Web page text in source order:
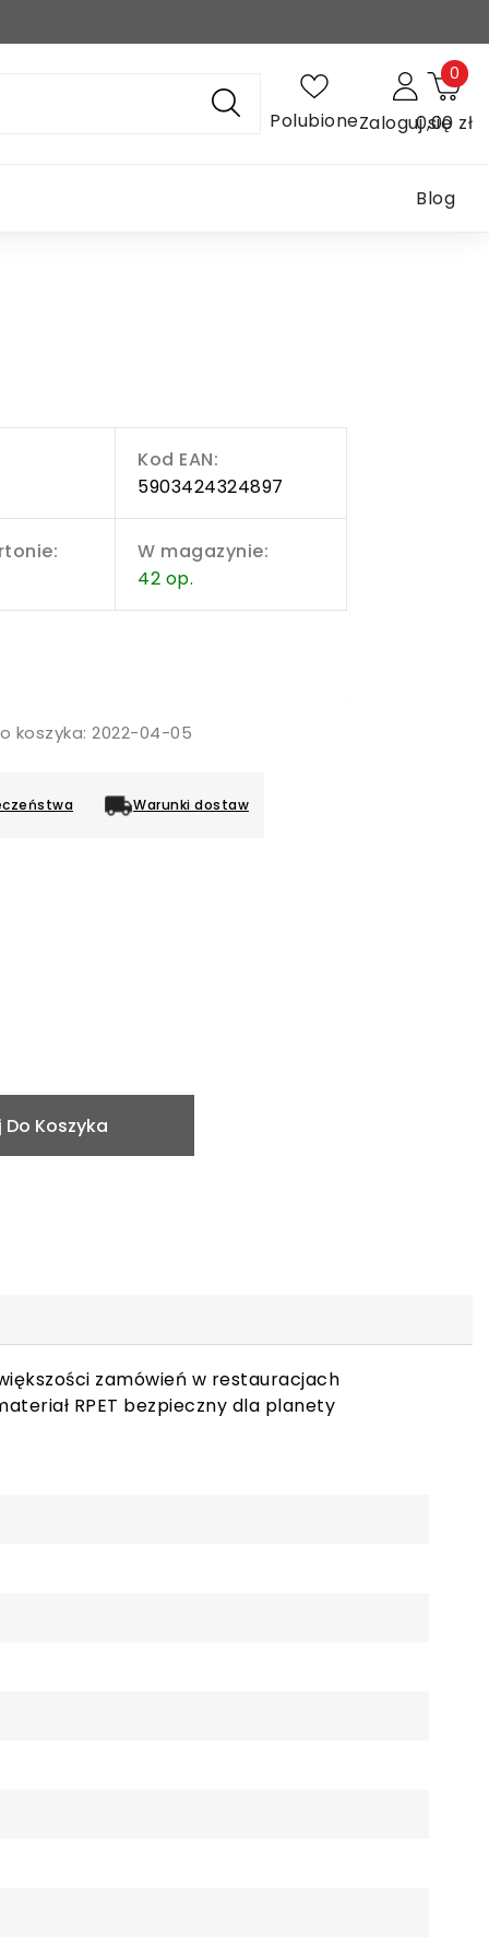
PolubioneZaloguj się
0,00 zł
0
Blog
Kod EAN:
5903424324897
W magazynie:
42 op.
koszyka: 2022-04-05
Warunki dostaw
Koszyka
zamówień w restauracjach
RPET bezpieczny dla planety